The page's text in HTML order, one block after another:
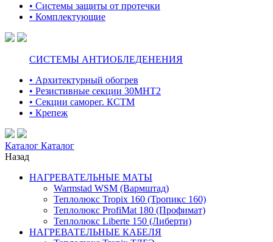
• Системы защиты от протечки
• Комплектующие
СИСТЕМЫ АНТИОБЛЕДЕНЕНИЯ
• Архитектурный обогрев
• Резистивные секции 30МНТ2
• Секции саморег. КСТМ
• Крепеж
Каталог Каталог
Назад
НАГРЕВАТЕЛЬНЫЕ МАТЫ
Warmstad WSM (Вармштад)
Теплолюкс Tropix 160 (Тропикс 160)
Теплолюкс ProfiMat 180 (Профимат)
Теплолюкс Liberte 150 (Либерти)
НАГРЕВАТЕЛЬНЫЕ КАБЕЛЯ